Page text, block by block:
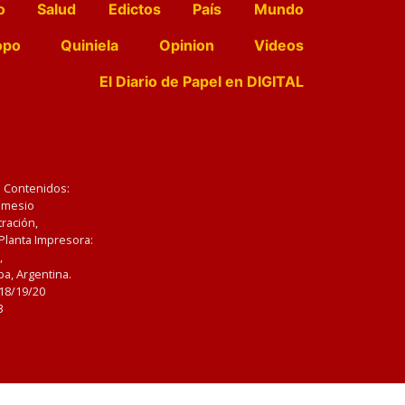
Salud Edictos País
Mundo
Quiniela Opinion
Videos
El Diario de Papel en DIGITAL
Impresora:
Argentina.
19/20